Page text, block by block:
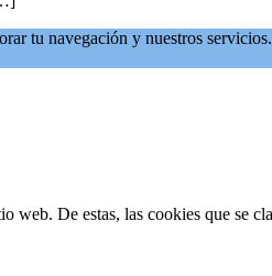
tu navegación y nuestros servicios.
De estas, las cookies que se